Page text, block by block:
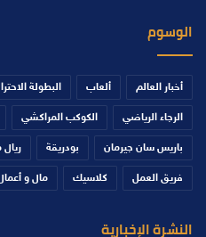
الوسوم
أخبار العالم ألعاب البطولة
الرجاء الرياضي الكوكب المراكشي
باريس سان جيرمان بودريقة ريال
فريق العمل كلاسيك مال و
النشرة الإخبارية